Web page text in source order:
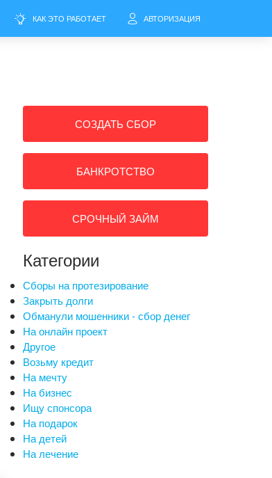
КАК ЭТО РАБОТАЕТ АВТОРИЗАЦИЯ
СОЗДАТЬ СБОР
БАНКРОТСТВО
СРОЧНЫЙ ЗАЙМ
Категории
Сборы на протезирование
Закрыть долги
Обманули мошенники - сбор денег
На онлайн проект
Другое
Возьму кредит
На мечту
На бизнес
Ищу спонсора
На подарок
На детей
На лечение